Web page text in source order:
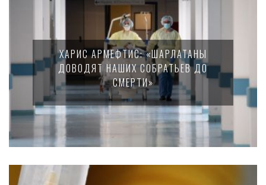
ХАРИС АРМЕФТИС: «ШАРЛАТАНЫ
ДОВОДЯТ НАШИХ СОБРАТЬЕВ ДО
СМЕРТИ»